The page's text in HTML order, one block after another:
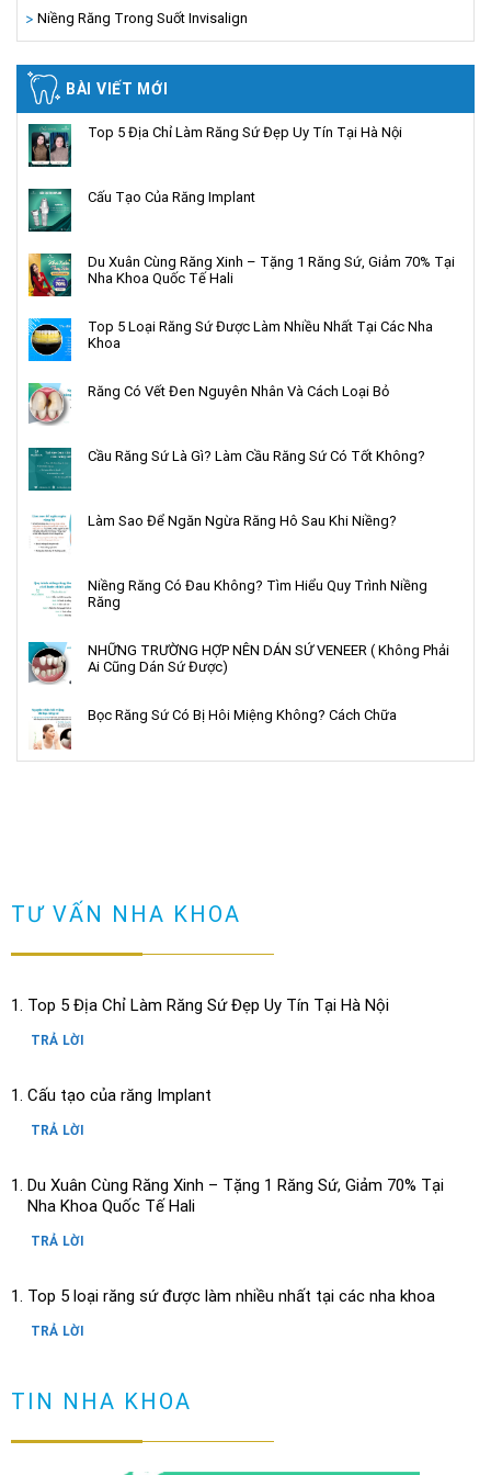
Niềng Răng Trong Suốt Invisalign
BÀI VIẾT MỚI
Top 5 Địa Chỉ Làm Răng Sứ Đẹp Uy Tín Tại Hà Nội
Cấu Tạo Của Răng Implant
Du Xuân Cùng Răng Xinh – Tặng 1 Răng Sứ, Giảm 70% Tại
Nha Khoa Quốc Tế Hali
Top 5 Loại Răng Sứ Được Làm Nhiều Nhất Tại Các Nha
Khoa
Răng Có Vết Đen Nguyên Nhân Và Cách Loại Bỏ
Cầu Răng Sứ Là Gì? Làm Cầu Răng Sứ Có Tốt Không?
Làm Sao Để Ngăn Ngừa Răng Hô Sau Khi Niềng?
Niềng Răng Có Đau Không? Tìm Hiểu Quy Trình Niềng
Răng
NHỮNG TRƯỜNG HỢP NÊN DÁN SỨ VENEER ( Không Phải
Ai Cũng Dán Sứ Được)
Bọc Răng Sứ Có Bị Hôi Miệng Không? Cách Chữa
TƯ VẤN NHA KHOA
Top 5 Địa Chỉ Làm Răng Sứ Đẹp Uy Tín Tại Hà Nội
TRẢ LỜI
Cấu tạo của răng Implant
TRẢ LỜI
Du Xuân Cùng Răng Xinh – Tặng 1 Răng Sứ, Giảm 70% Tại
Nha Khoa Quốc Tế Hali
TRẢ LỜI
Top 5 loại răng sứ được làm nhiều nhất tại các nha khoa
TRẢ LỜI
TIN NHA KHOA